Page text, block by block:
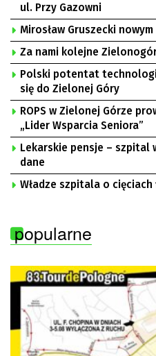
ul. Przy Gazowni
Mirosław Gruszecki
Za nami kolejne
Polski potentat
się do Zielonej Góry
ROPS w Zielonej Górze
„Lider Wsparcia Seniora”
Lekarskie pensje – szpital
dane
Władze szpitala o
popularne